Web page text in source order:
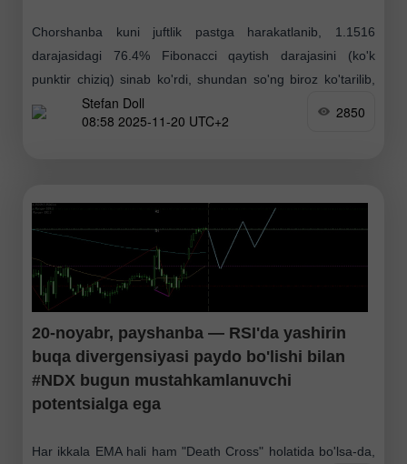
Chorshanba kuni juftlik pastga harakatlanib, 1.1516
darajasidagi 76.4% Fibonaсci qaytish darajasini (ko'k
punktir chiziq) sinab ko'rdi, shundan so'ng biroz ko'tarilib,
kunlik shamni 1.1536 da yopdi. Bugun narx pasayishni
davom ettirishi
Stefan Doll
08:58 2025-11-20 UTC+2
2850
20-noyabr, payshanba — RSI'da yashirin
buqa divergensiyasi paydo bo'lishi bilan
#NDX bugun mustahkamlanuvchi
potentsialga ega
Har ikkala EMA hali ham "Death Cross" holatida bo'lsa-da,